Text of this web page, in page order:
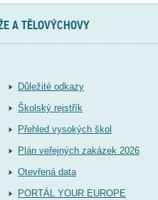
A TĚLOVÝCHOVY
Důležité odkazy
Školský rejstřík
Přehled vysokých škol
Plán veřejných zakázek 2026
Otevřená data
PORTÁL YOUR EUROPE